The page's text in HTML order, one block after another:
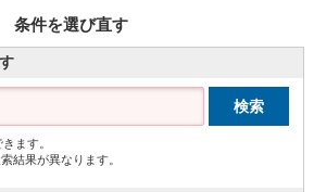
条件を選び直す
ます。
結果が異なります。